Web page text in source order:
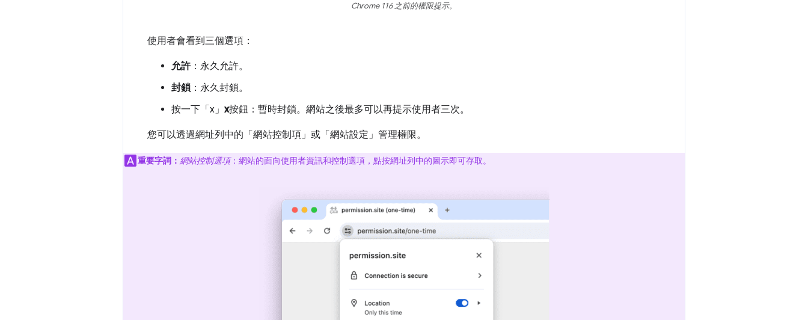
Chrome 116 之前的權限提示。
使用者會看到三個選項：
允許：永久允許。
封鎖 ：永久封鎖。
按一下「x」 x按鈕：暫時封鎖。網站之後最多可以再提示使用者三次。
您可以透過網址列中的「網站控制項」 或「網站設定」 管理權限。
重要字詞： 網站控制選項：網站的面向使用者資訊和控制選項，點按網址列中的圖示即可存取。